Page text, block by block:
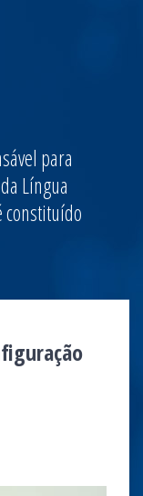
para
Língua
constituído